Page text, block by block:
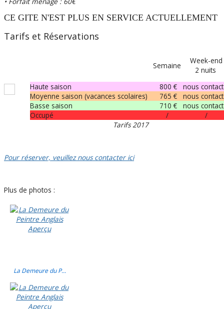
CE GITE N'EST PLUS EN SERVICE ACTUELLEMENT
Tarifs et Réservations
Semaine
Week-end
2 nuits
Haute saison
800 €
nous
Moyenne saison (vacances scolaires)
765 €
nous
Basse saison
710 €
nous
Occupé
/
/
Tarifs 2017
Pour réserver, veuillez nous contacter ici
Plus de photos :
La Demeure du P...